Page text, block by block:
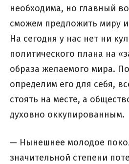
необходима, но главный
сможем предложить миру и
На сегодня у нас нет ни
политического плана на
образа желаемого мира.
определим его для себя,
стоять на месте, а
духовно оккупированным.
— Нынешнее молодое
значительной степени